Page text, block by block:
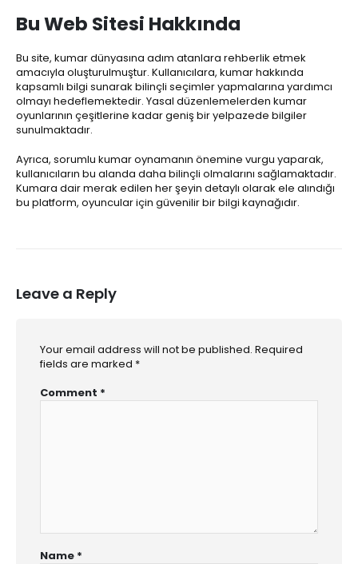
Bu Web Sitesi Hakkında
Bu site, kumar dünyasına adım atanlara rehberlik etmek
amacıyla oluşturulmuştur. Kullanıcılara, kumar hakkında
kapsamlı bilgi sunarak bilinçli seçimler yapmalarına yardımcı
olmayı hedeflemektedir. Yasal düzenlemelerden kumar
oyunlarının çeşitlerine kadar geniş bir yelpazede bilgiler
sunulmaktadır.
Ayrıca, sorumlu kumar oynamanın önemine vurgu yaparak,
kullanıcıların bu alanda daha bilinçli olmalarını sağlamaktadır.
Kumara dair merak edilen her şeyin detaylı olarak ele alındığı
bu platform, oyuncular için güvenilir bir bilgi kaynağıdır.
Leave a Reply
Your email address will not be published. Required
fields are marked *
Comment *
Name *